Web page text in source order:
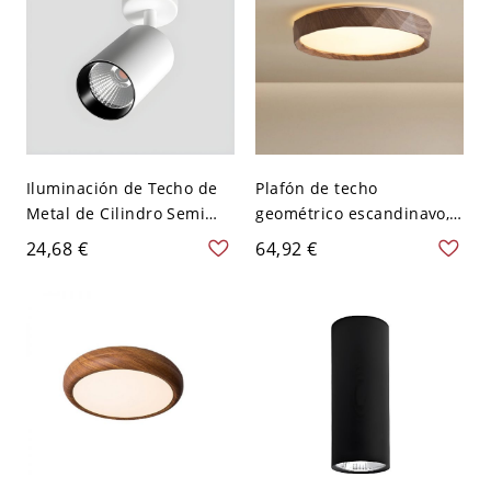
Iluminación de Techo de
Metal de Cilindro Semi
Plafón LED Ajustable
Simple para Pasillo - 110
24,68 €
Plafón de techo
geométrico escandinavo,
luminaria metálica
imitación madera con
120 V 30,48 cm Nogal
64,92 €